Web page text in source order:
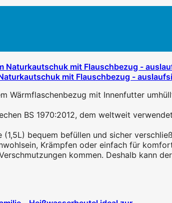
mit Flauschbezug -
Wärmflaschenbezug mit Innenfutter
BS 1970:2012, dem weltweit
bequem befüllen und sicher
Krämpfen oder einfach für
kommen. Deshalb kann